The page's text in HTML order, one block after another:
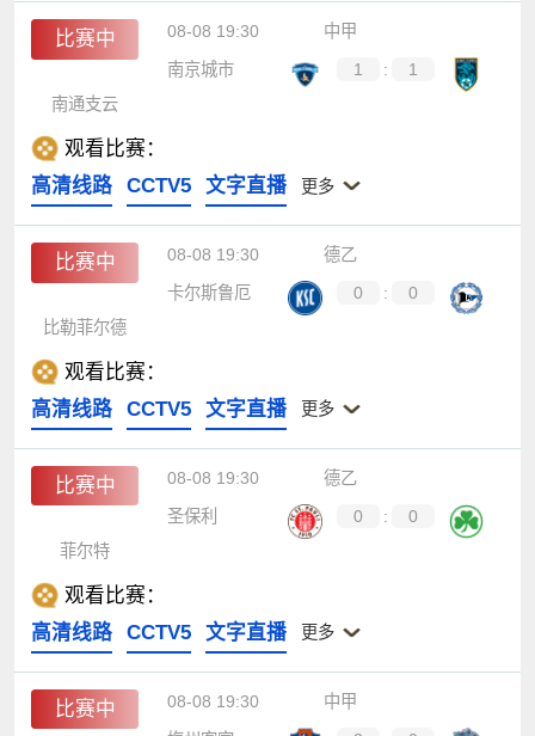
比赛中 08-08 19:30
中甲
南京城市
1 :
1
南通支云
观看比赛：
高清线路
CCTV5 文字直播 更多
比赛中 08-08 19:30
德乙
卡尔斯鲁厄
0 :
0
比勒菲尔德
观看比赛：
高清线路
CCTV5 文字直播 更多
比赛中 08-08 19:30
德乙
圣保利
0 :
0
菲尔特
观看比赛：
高清线路
CCTV5 文字直播 更多
比赛中 08-08 19:30
中甲